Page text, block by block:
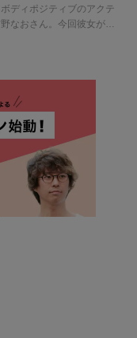
がある。ファッションコ
聞く、装いを通して自分
ディポジティブのアクテ
なおさん。今回彼女がイ
か、聞いてみました。前
ご紹介します。